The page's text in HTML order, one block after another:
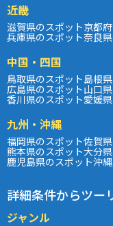
近畿
滋賀県のスポット京都
兵庫県のスポット奈良
中国・四国
鳥取県のスポット島根
広島県のスポット山口
香川県のスポット愛媛
九州・沖縄
福岡県のスポット佐賀
熊本県のスポット大分
鹿児島県のスポット沖
詳細条件からツー
ジャンル